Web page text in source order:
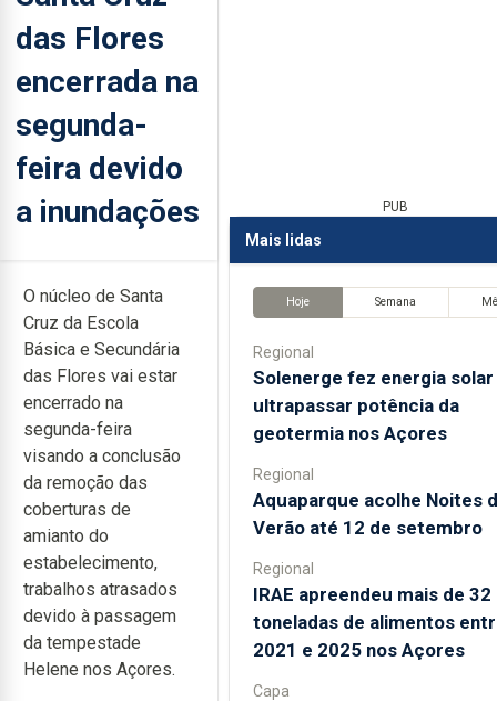
das Flores
encerrada na
segunda-
feira devido
a inundações
O núcleo de Santa
Cruz da Escola
Básica e Secundária
das Flores vai estar
encerrado na
segunda-feira
visando a conclusão
da remoção das
coberturas de
amianto do
estabelecimento,
trabalhos atrasados
devido à passagem
da tempestade
Helene nos Açores.
PUB
Mais lidas
Hoje Semana
Regional
Solenerge fez energia solar
ultrapassar potência da
geotermia nos Açores
Regional
Aquaparque acolhe Noites
Verão até 12 de setembro
Regional
IRAE apreendeu mais de 32
toneladas de alimentos
2021 e 2025 nos Açores
Capa